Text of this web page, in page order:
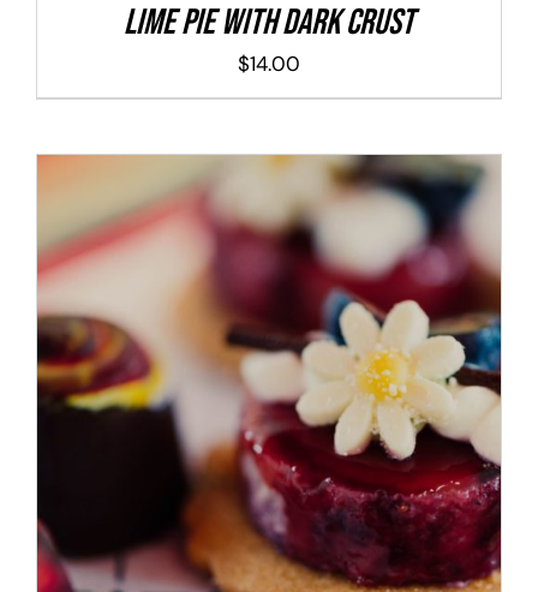
Lime Pie With Dark Crust
$14.00
ADD TO CART / DETALLES